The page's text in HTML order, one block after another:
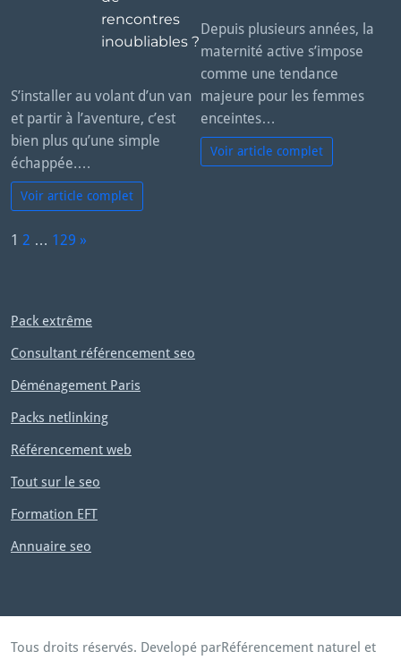
rencontres
inoubliables ?
S’installer au volant d’un van
et partir à l’aventure, c’est
bien plus qu’une simple
échappée.…
Voir article complet
Depuis plusieurs années, la
maternité active s’impose
comme une tendance
majeure pour les femmes
enceintes…
Voir article complet
P
1 2 … 129
t
»
Pack extrême
Consultant référencement seo
Déménagement Paris
Packs netlinking
Référencement web
Tout sur le seo
Formation EFT
Annuaire seo
Tous droits réservés. Developé parRéférencement naturel et